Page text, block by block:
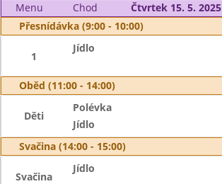
Menu Chod
Čtvrtek 15. 5. 2025
Přesnídávka (9:00 - 10:00)
1
Jídlo
Oběd (11:00 - 14:00)
Děti
Polévka
Jídlo
Svačina (14:00 - 15:00)
Svačina
Jídlo